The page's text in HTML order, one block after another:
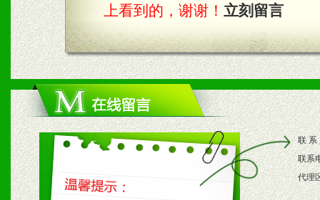
上看到的，谢谢！ 立刻留言
联 系
联系
代理